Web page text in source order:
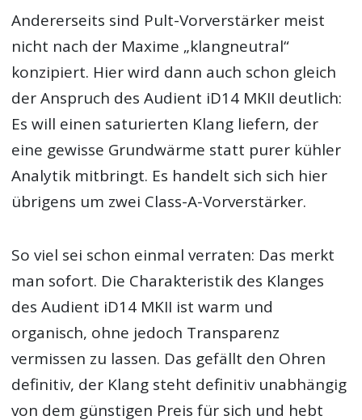
Andererseits sind Pult-Vorverstärker meist
nicht nach der Maxime „klangneutral“
konzipiert. Hier wird dann auch schon gleich
der Anspruch des Audient iD14 MKII deutlich:
Es will einen saturierten Klang liefern, der
eine gewisse Grundwärme statt purer kühler
Analytik mitbringt. Es handelt sich sich hier
übrigens um zwei Class-A-Vorverstärker.
So viel sei schon einmal verraten: Das merkt
man sofort. Die Charakteristik des Klanges
des Audient iD14 MKII ist warm und
organisch, ohne jedoch Transparenz
vermissen zu lassen. Das gefällt den Ohren
definitiv, der Klang steht definitiv unabhängig
von dem günstigen Preis für sich und hebt